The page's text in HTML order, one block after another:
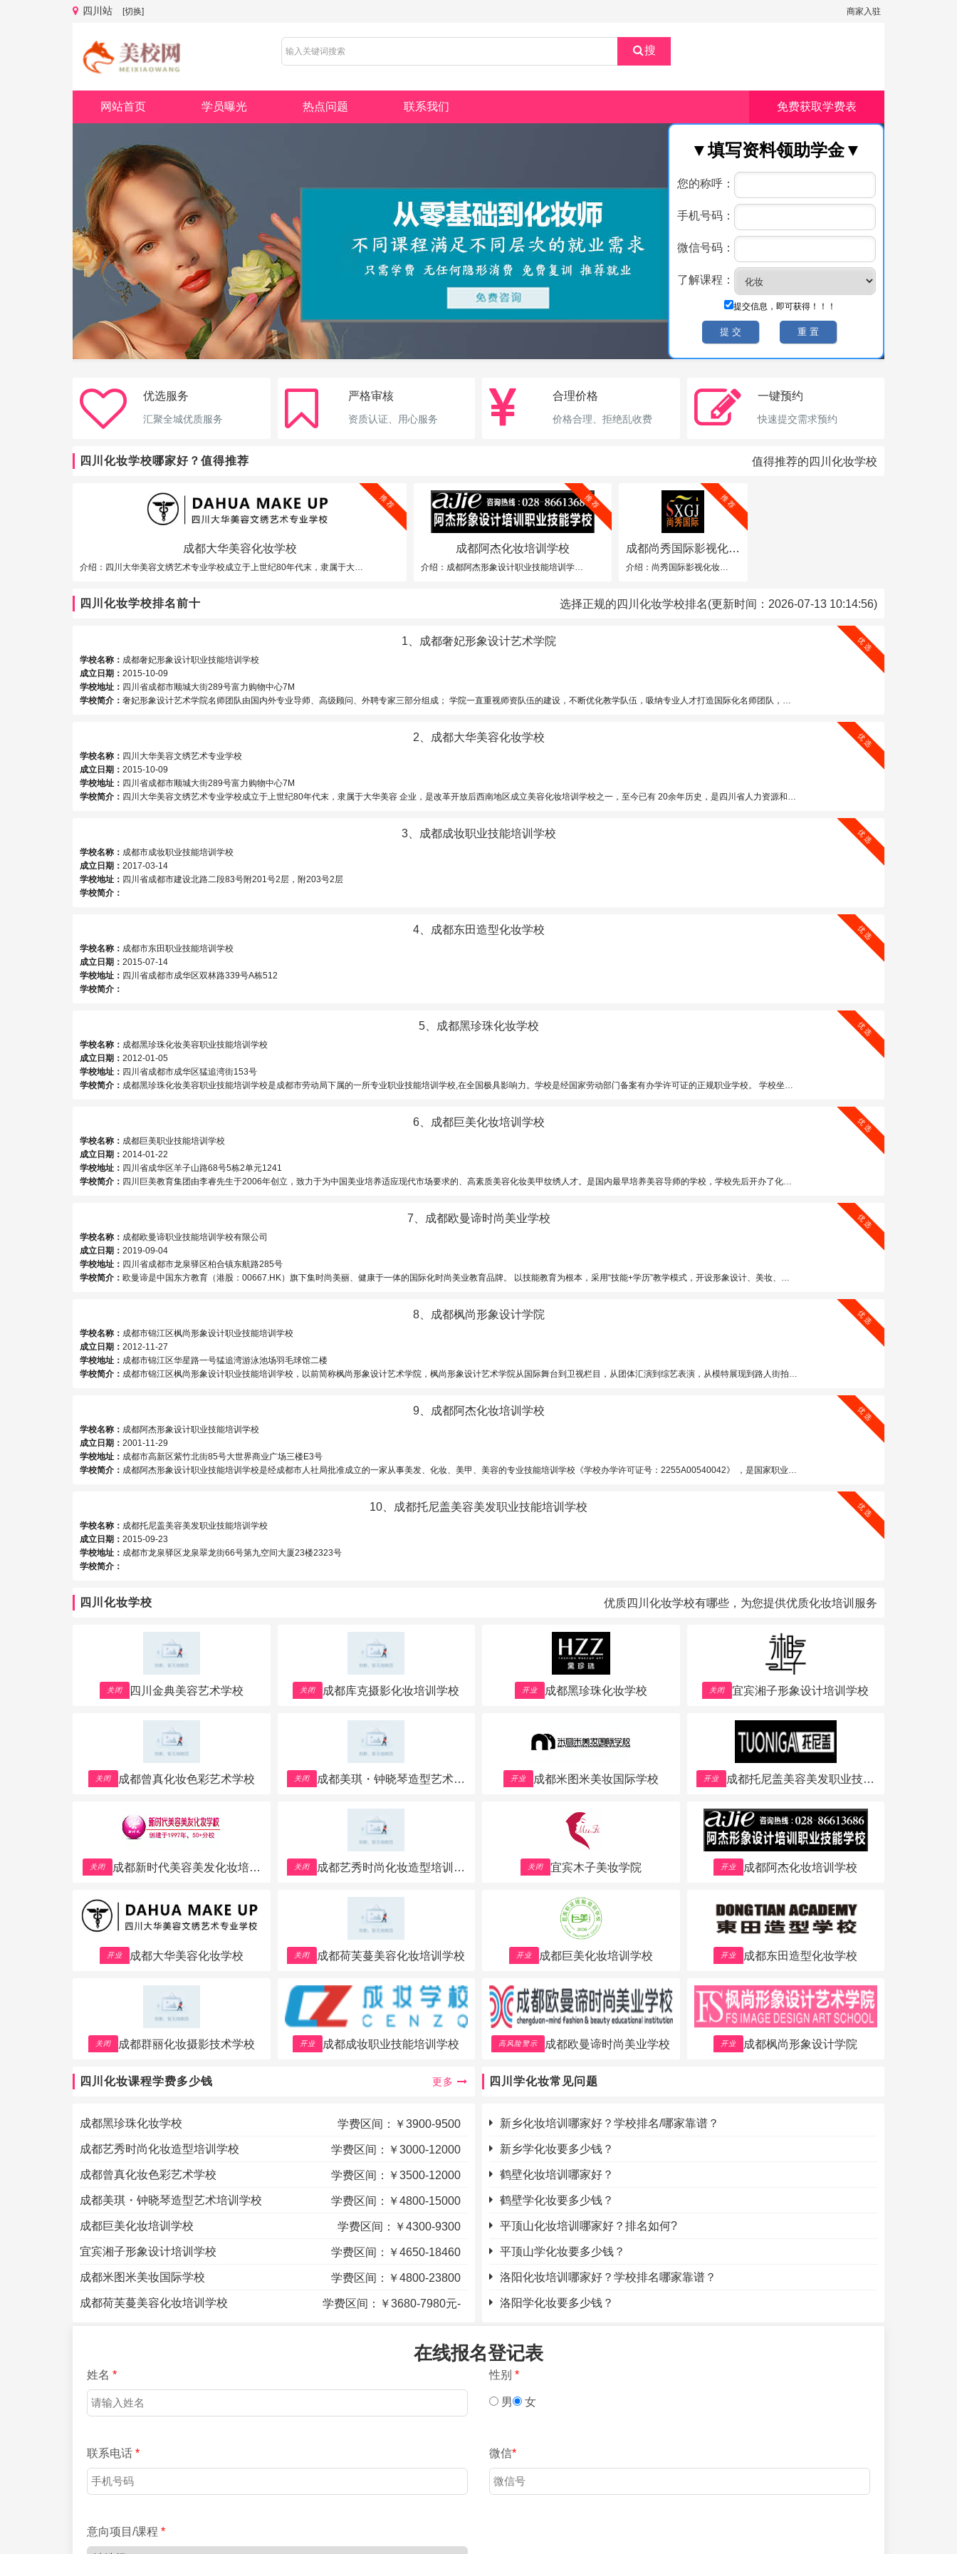
四川站 [切换] 商家入驻
搜
网站首页 学员曝光 热点问题 联系我们 免费获取学费表
优选服务
汇聚全城优质服务
严格审核
资质认证、用心服务
合理价格
价格合理、拒绝乱收费
一键预约
快速提交需求预约
四川化妆学校哪家好？值得推荐 值得推荐的四川化妆学校
推 荐
成都大华美容化妆学校
介绍：四川大华美容文绣艺术专业学校成立于上世纪80年代末，隶属于大华美容 企业，是改革开放后西南地区成立美容化妆培训学校之一，至今已有 20余年历史，是四川省人力资源和社会保障厅批准的“职业技能鉴定 所”（川劳动鉴字 -125 所）。已培养了上万名：文绣、美容、化妆、美 甲行业精英，被誉为"中国职业技能培训的摇篮"。
推 荐
成都阿杰化妆培训学校
介绍：成都阿杰形象设计职业技能培训学校是经成都市人社局批准成立的一家从事美发、化妆、美甲、美容的专业技能培训学校《学校办学许可证号：2255A00540042》 ，是国家职业技能鉴定所、成都市定点培训机构。由留美归来的国际发型导师、中国十大美发大师阿杰先生于1997年创立。学校地处成都市繁华时尚商圈春熙路，占地面积1300平方米。学校一直致力于打造中国最具影响力的美业培训品牌，是西南最早从事时尚教育培训的学校之一。
推 荐
成都尚秀国际影视化妆
学校
介绍：尚秀国际影视化妆学校（前生名：尚秀国际形象管理公司、尚秀国际化妆学校）于2006年进入西部中心城市（成都）是中国西部第一家开设奢侈品管理、香水管理、服装搭配、个人形象风格设计的培训公司，第一家整体形象设计培训公司，精英小班教学创始人。
四川化妆学校排名前十 选择正规的四川化妆学校排名(更新时间：2026-07-13 10:14:56)
优 选
1、成都奢妃形象设计艺术学院
学校名称： 成都奢妃形象设计职业技能培训学校
成立日期： 2015-10-09
学校地址： 四川省成都市顺城大街289号富力购物中心7M
学校简介： 奢妃形象设计艺术学院名师团队由国内外专业导师、高级顾问、外聘专家三部分组成； 学院一直重视师资队伍的建设，不断优化教学队伍，吸纳专业人才打造国际化名师团队，立足成都市中心,五星级商场办学，现已发展成一家拥有5000平米，集技术研发、教学培养、形象顾问、高端定制于一体的时尚产业基地，年培养学员达2000多人次，累计为全国输送化妆造型师数万名， 奢妃自主特色的全新教学体系是中国形象设计培训行业的率先提倡者。
优 选
2、成都大华美容化妆学校
学校名称： 四川大华美容文绣艺术专业学校
成立日期： 2015-10-09
学校地址： 四川省成都市顺城大街289号富力购物中心7M
学校简介： 四川大华美容文绣艺术专业学校成立于上世纪80年代末，隶属于大华美容 企业，是改革开放后西南地区成立美容化妆培训学校之一，至今已有 20余年历史，是四川省人力资源和社会保障厅批准的“职业技能鉴定 所”（川劳动鉴字 -125 所）。已培养了上万名：文绣、美容、化妆、美 甲行业精英，被誉为"中国职业技能培训的摇篮"。
优 选
3、成都成妆职业技能培训学校
学校名称： 成都市成妆职业技能培训学校
成立日期： 2017-03-14
学校地址： 四川省成都市建设北路二段83号附201号2层，附203号2层
学校简介：
优 选
4、成都东田造型化妆学校
学校名称： 成都市东田职业技能培训学校
成立日期： 2015-07-14
学校地址： 四川省成都市成华区双林路339号A栋512
学校简介：
优 选
5、成都黑珍珠化妆学校
学校名称： 成都黑珍珠化妆美容职业技能培训学校
成立日期： 2012-01-05
学校地址： 四川省成都市成华区猛追湾街153号
学校简介： 成都黑珍珠化妆美容职业技能培训学校是成都市劳动局下属的一所专业职业技能培训学校,在全国极具影响力。学校是经国家劳动部门备案有办学许可证的正规职业学校。 学校坐落于成都市中心——成都市电视塔旁，地理位置优越，交通便利，占地约5000平米。2013年获中国成功企业示范学校——全国十大知名化妆培训机构。
优 选
6、成都巨美化妆培训学校
学校名称： 成都巨美职业技能培训学校
成立日期： 2014-01-22
学校地址： 四川省成华区羊子山路68号5栋2单元1241
学校简介： 四川巨美教育集团由李睿先生于2006年创立，致力于为中国美业培养适应现代市场要求的、高素质美容化妆美甲纹绣人才。是国内最早培养美容导师的学校，学校先后开办了化妆造型、美甲美睫、半永久纹绣、高科美容美牙管理、医美咨询师、微整塑形、健康管理等专业。以“授人以美，导善于心”为办学宗旨，以“提升学员技能素质，拉高学员收入水平”为培训目的！通过技能改变千万学员和他们背后的家庭命运！
优 选
7、成都欧曼谛时尚美业学校
学校名称： 成都欧曼谛职业技能培训学校有限公司
成立日期： 2019-09-04
学校地址： 四川省成都市龙泉驿区柏合镇东航路285号
学校简介： 欧曼谛是中国东方教育（港股：00667.HK）旗下集时尚美丽、健康于一体的国际化时尚美业教育品牌。 以技能教育为根本，采用“技能+学历”教学模式，开设形象设计、美妆、美容、美发、美甲、健康服务与管理等特色专业和精品课程， 专为学生打造“世界技能大赛标准实训基地”、“国际大型T台秀场”、“欧曼谛高端时尚美业沙龙”，以学生为中心，“实训实战”、“学中做做中学”，培养高技能时尚美业人才，服务高端时尚美业。
优 选
8、成都枫尚形象设计学院
学校名称： 成都市锦江区枫尚形象设计职业技能培训学校
成立日期： 2012-11-27
学校地址： 成都市锦江区华星路一号猛追湾游泳池场羽毛球馆二楼
学校简介： 成都市锦江区枫尚形象设计职业技能培训学校，以前简称枫尚形象设计艺术学院，枫尚形象设计艺术学院从国际舞台到卫视栏目，从团体汇演到综艺表演，从模特展现到路人街拍……有时尚潮流的地方，就会有枫尚形象设计人忙碌而快乐的身影。
优 选
9、成都阿杰化妆培训学校
学校名称： 成都阿杰形象设计职业技能培训学校
成立日期： 2001-11-29
学校地址： 成都市高新区紫竹北街85号大世界商业广场三楼E3号
学校简介： 成都阿杰形象设计职业技能培训学校是经成都市人社局批准成立的一家从事美发、化妆、美甲、美容的专业技能培训学校《学校办学许可证号：2255A00540042》 ，是国家职业技能鉴定所、成都市定点培训机构。由留美归来的国际发型导师、中国十大美发大师阿杰先生于1997年创立。学校地处成都市繁华时尚商圈春熙路，占地面积1300平方米。学校一直致力于打造中国最具影响力的美业培训品牌，是西南最早从事时尚教育培训的学校之一。
优 选
10、成都托尼盖美容美发职业技能培训学校
学校名称： 成都托尼盖美容美发职业技能培训学校
成立日期： 2015-09-23
学校地址： 成都市龙泉驿区龙泉翠龙街66号第九空间大厦23楼2323号
学校简介：
四川化妆学校 优质四川化妆学校有哪些，为您提供优质化妆培训服务
关闭 四川金典美容艺术学校 关闭 成都库克摄影化妆培训学校 开业 成都黑珍珠化妆学校 关闭 宜宾湘子形象设计培训学校
关闭 成都曾真化妆色彩艺术学校 关闭
成都美琪・钟晓琴造型艺术培
开业 成都米图米美妆国际学校 开业
成都托尼盖美容美发职业技能
关闭
成都新时代美容美发化妆培训
关闭
成都艺秀时尚化妆造型培训学
关闭 宜宾木子美妆学院 开业 成都阿杰化妆培训学校
开业 成都大华美容化妆学校 关闭 成都荷芙蔓美容化妆培训学校 开业 成都巨美化妆培训学校 开业 成都东田造型化妆学校
关闭 成都群丽化妆摄影技术学校 开业 成都成妆职业技能培训学校 高风险警示 成都欧曼谛时尚美业学校 开业 成都枫尚形象设计学院
四川化妆课程学费多少钱 更多
成都黑珍珠化妆学校 学费区间：￥3900-9500
成都艺秀时尚化妆造型培训学校 学费区间：￥3000-12000
成都曾真化妆色彩艺术学校 学费区间：￥3500-12000
成都美琪・钟晓琴造型艺术培训学校 学费区间：￥4800-15000
成都巨美化妆培训学校 学费区间：￥4300-9300
宜宾湘子形象设计培训学校 学费区间：￥4650-18460
成都米图米美妆国际学校 学费区间：￥4800-23800
成都荷芙蔓美容化妆培训学校 学费区间：￥3680-7980元-
四川学化妆常见问题
新乡化妆培训哪家好？学校排名/哪家靠谱？
新乡学化妆要多少钱？
鹤壁化妆培训哪家好？
鹤壁学化妆要多少钱？
平顶山化妆培训哪家好？排名如何?
平顶山学化妆要多少钱？
洛阳化妆培训哪家好？学校排名哪家靠谱？
洛阳学化妆要多少钱？
在线报名登记表
姓名 * 性别 *
男 女
联系电话 * 微信*
意向项目/课程 *